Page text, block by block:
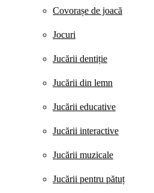
Covorașe de joacă
Jocuri
Jucării dentiție
Jucării din lemn
Jucării educative
Jucării interactive
Jucării muzicale
Jucării pentru pătuț